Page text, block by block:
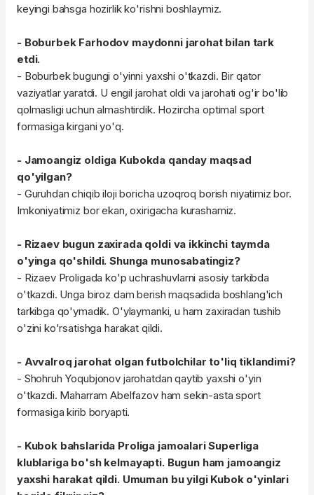
keyingi bahsga hozirlik ko'rishni boshlaymiz.
- Boburbek Farhodov maydonni jarohat bilan tark
etdi.
- Boburbek bugungi o'yinni yaxshi o'tkazdi. Bir qator
vaziyatlar yaratdi. U engil jarohat oldi va jarohati og'ir bo'lib
qolmasligi uchun almashtirdik. Hozircha optimal sport
formasiga kirgani yo'q.
- Jamoangiz oldiga Kubokda qanday maqsad
qo'yilgan?
- Guruhdan chiqib iloji boricha uzoqroq borish niyatimiz bor.
Imkoniyatimiz bor ekan, oxirigacha kurashamiz.
- Rizaev bugun zaxirada qoldi va ikkinchi taymda
o'yinga qo'shildi. Shunga munosabatingiz?
- Rizaev Proligada ko'p uchrashuvlarni asosiy tarkibda
o'tkazdi. Unga biroz dam berish maqsadida boshlang'ich
tarkibga qo'ymadik. O'ylaymanki, u ham zaxiradan tushib
o'zini ko'rsatishga harakat qildi.
- Avvalroq jarohat olgan futbolchilar to'liq tiklandimi?
- Shohruh Yoqubjonov jarohatdan qaytib yaxshi o'yin
o'tkazdi. Maharram Abelfazov ham sekin-asta sport
formasiga kirib boryapti.
- Kubok bahslarida Proliga jamoalari Superliga
klublariga bo'sh kelmayapti. Bugun ham jamoangiz
yaxshi harakat qildi. Umuman bu yilgi Kubok o'yinlari